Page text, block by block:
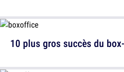
10 plus gros succès du